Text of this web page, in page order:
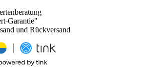
Garantie"
und Rückversand